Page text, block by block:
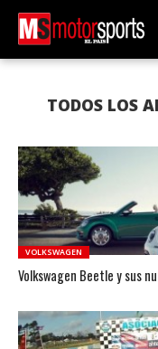
TODOS LOS
VOLKSWAGEN
Volkswagen Beetle y sus